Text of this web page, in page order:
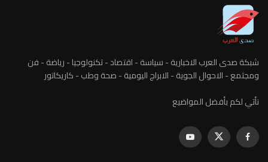
شبكة صدى العرب الاخبارية - سياسة - اقتصاد - تكنولوجيا - رياضة - فن
ومجتمع - الاحوال الجوية - الابراج اليومية - صحة وطب - كاريكاتور
نأتي لكم بأفضل المواضيع